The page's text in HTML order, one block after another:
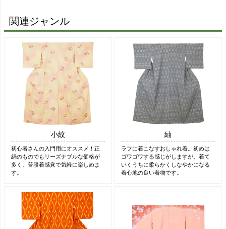
関連ジャンル
小紋
初心者さんの入門用にオススメ！正
絹のものでもリーズナブルな価格が
多く、普段着感覚で気軽に楽しめま
す。
紬
ラフに着こなすおしゃれ着。初めは
ゴワゴワする感じがしますが、着て
いくうちに柔らかくしなやかになる
着心地の良い着物です。